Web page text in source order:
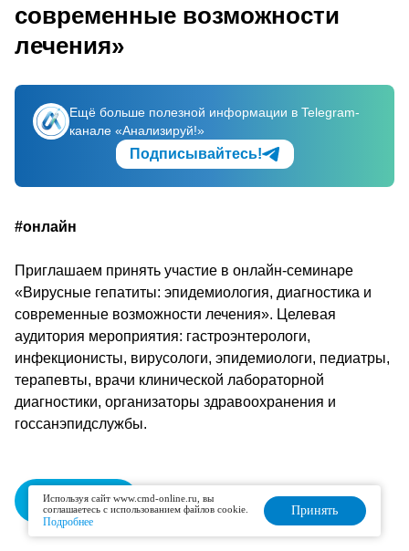
современные возможности
лечения»
Ещё больше полезной информации в Telegram-
канале «Анализируй!»
Подписывайтесь!
#онлайн
Приглашаем принять участие в онлайн-семинаре
«Вирусные гепатиты: эпидемиология, диагностика и
современные возможности лечения». Целевая
аудитория мероприятия: гастроэнтерологи,
инфекционисты, вирусологи, эпидемиологи, педиатры,
терапевты, врачи клинической лабораторной
диагностики, организаторы здравоохранения и
госсанэпидслужбы.
Регистрация
Используя сайт www.cmd-online.ru, вы
соглашаетесь с использованием файлов cookie.
Подробнее
Принять